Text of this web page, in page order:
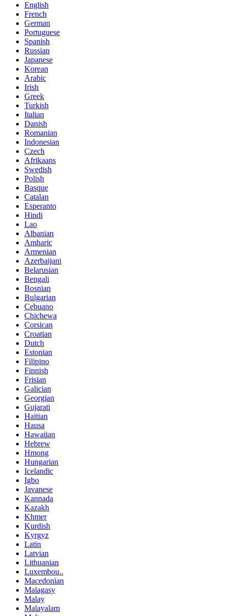
English
French
German
Portuguese
Spanish
Russian
Japanese
Korean
Arabic
Irish
Greek
Turkish
Italian
Danish
Romanian
Indonesian
Czech
Afrikaans
Swedish
Polish
Basque
Catalan
Esperanto
Hindi
Lao
Albanian
Amharic
Armenian
Azerbaijani
Belarusian
Bengali
Bosnian
Bulgarian
Cebuano
Chichewa
Corsican
Croatian
Dutch
Estonian
Filipino
Finnish
Frisian
Galician
Georgian
Gujarati
Haitian
Hausa
Hawaiian
Hebrew
Hmong
Hungarian
Icelandic
Igbo
Javanese
Kannada
Kazakh
Khmer
Kurdish
Kyrgyz
Latin
Latvian
Lithuanian
Luxembou..
Macedonian
Malagasy
Malay
Malayalam